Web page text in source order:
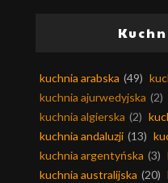
kuchnia arabska (49)
kuchnia ajurwedyjska (2)
kuchnia algierska (2)
kuchnia andaluzji (13)
kuchnia argentyńska (3)
kuchnia australijska (20)